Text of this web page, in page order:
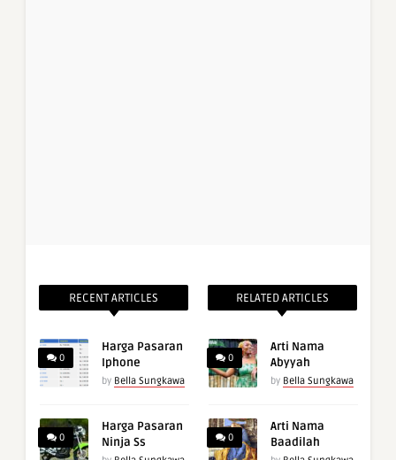
RECENT ARTICLES
0
Harga Pasaran
Iphone
by Bella Sungkawa
0
Harga Pasaran
Ninja Ss
RELATED ARTICLES
0
Arti Nama
Abyyah
by Bella Sungkawa
0
Arti Nama
Baadilah